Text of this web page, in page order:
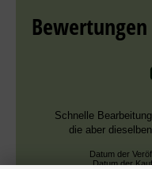
Bewertungen
Schnelle
die aber
Datum der
Datum der